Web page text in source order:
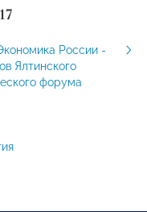
России -
Ялтинского
форума